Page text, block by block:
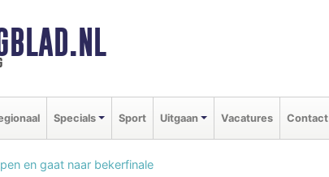
Specials Sport Uitgaan Vacatures Contact
en gaat naar bekerfinale